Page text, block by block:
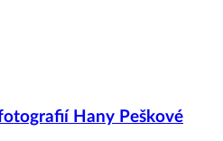
Hany Peškové